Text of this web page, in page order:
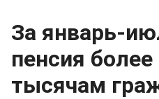
За январь-
пенсия
тысячам